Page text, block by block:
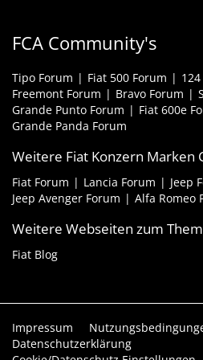
FCA Community's
Tipo Forum Fiat 500 Forum
Freemont Forum
Bravo Forum
Grande Punto Forum
Fiat 600e
Grande Panda Forum
Weitere Fiat Konzern Marken
Fiat Forum Lancia Forum Jeep
Jeep Avenger Forum
Alfa Romeo
Weitere Webseiten zum
Fiat Blog
Impressum
Datenschutzerklärung